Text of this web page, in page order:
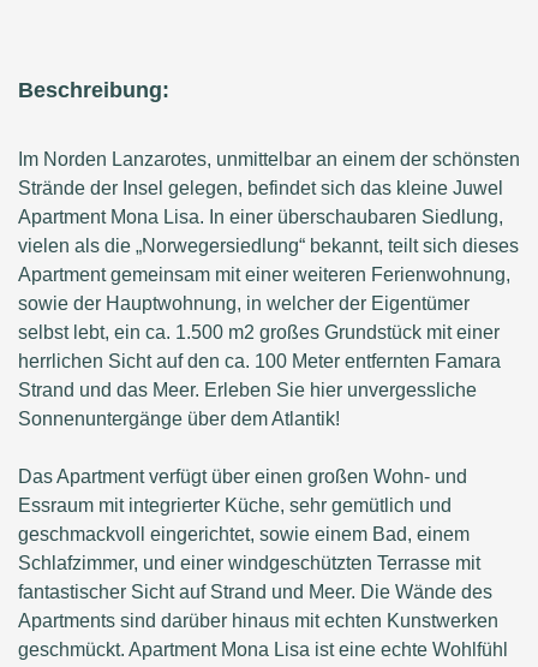
Beschreibung:
Im Norden Lanzarotes, unmittelbar an einem der schönsten
Strände der Insel gelegen, befindet sich das kleine Juwel
Apartment Mona Lisa. In einer überschaubaren Siedlung,
vielen als die „Norwegersiedlung“ bekannt, teilt sich dieses
Apartment gemeinsam mit einer weiteren Ferienwohnung,
sowie der Hauptwohnung, in welcher der Eigentümer
selbst lebt, ein ca. 1.500 m2 großes Grundstück mit einer
herrlichen Sicht auf den ca. 100 Meter entfernten Famara
Strand und das Meer. Erleben Sie hier unvergessliche
Sonnenuntergänge über dem Atlantik!
Das Apartment verfügt über einen großen Wohn- und
Essraum mit integrierter Küche, sehr gemütlich und
geschmackvoll eingerichtet, sowie einem Bad, einem
Schlafzimmer, und einer windgeschützten Terrasse mit
fantastischer Sicht auf Strand und Meer. Die Wände des
Apartments sind darüber hinaus mit echten Kunstwerken
geschmückt. Apartment Mona Lisa ist eine echte Wohlfühl